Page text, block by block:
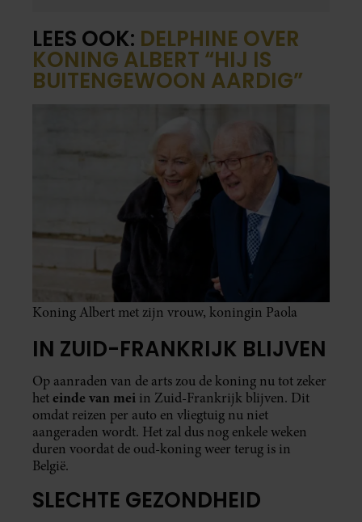
LEES OOK: DELPHINE OVER
KONING ALBERT “HIJ IS
BUITENGEWOON AARDIG”
Koning Albert met zijn vrouw, koningin Paola
IN ZUID-FRANKRIJK BLIJVEN
Op aanraden van de arts zou de koning nu tot zeker
heteinde van mei in Zuid-Frankrijk blijven. Dit
omdat reizen per auto en vliegtuig nu niet
aangeraden wordt. Het zal dus nog enkele weken
duren voordat de oud-koning weer terug is in
België.
SLECHTE GEZONDHEID